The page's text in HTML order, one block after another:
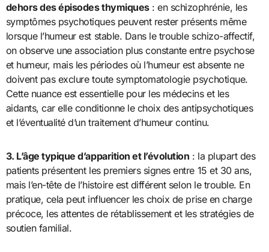
dehors des épisodes thymiques: en schizophrénie, les
symptômes psychotiques peuvent rester présents même
lorsque l’humeur est stable. Dans le trouble schizo-affectif,
on observe une association plus constante entre psychose
et humeur, mais les périodes où l’humeur est absente ne
doivent pas exclure toute symptomatologie psychotique.
Cette nuance est essentielle pour les médecins et les
aidants, car elle conditionne le choix des antipsychotiques
et l’éventualité d’un traitement d’humeur continu.
3. L’âge typique d’apparition et l’évolution : la plupart des
patients présentent les premiers signes entre 15 et 30 ans,
mais l’en-tête de l’histoire est différent selon le trouble. En
pratique, cela peut influencer les choix de prise en charge
précoce, les attentes de rétablissement et les stratégies de
soutien familial.